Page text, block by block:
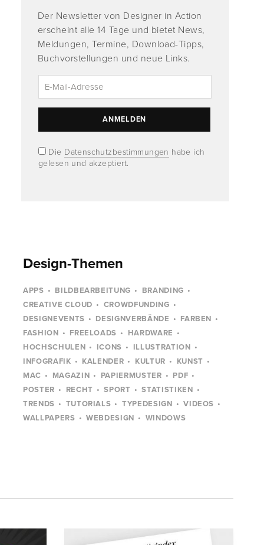
Der Newsletter von Designer in Action
erscheint alle 14 Tage und bietet News,
Meldungen, Termine, Download-Tipps,
Buchvorstellungen und neue Links.
Die Datenschutzbestimmungen habe ich
gelesen und akzeptiert.
Design-Themen
APPS BILDBEARBEITUNG
BRANDING
CREATIVE CLOUD
CROWDFUNDING
DESIGNEVENTS
DESIGNVERBÄNDE
FARBEN
FASHION
FREELOADS
HARDWARE
HOCHSCHULEN
ICONS
ILLUSTRATION
INFOGRAFIK
KALENDER KULTUR
KUNST
MAC
MAGAZIN PAPIERMUSTER
PDF
POSTER
RECHT SPORT
STATISTIKEN
TRENDS
TUTORIALS TYPEDESIGN
VIDEOS
WALLPAPERS
WEBDESIGN WINDOWS